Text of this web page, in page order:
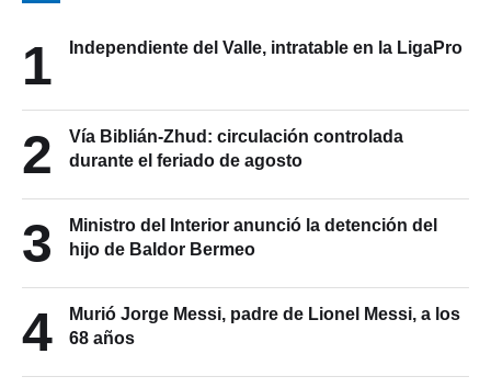
1 Independiente del Valle, intratable en la LigaPro
2
Vía Biblián-Zhud: circulación controlada
durante el feriado de agosto
3
Ministro del Interior anunció la detención del
hijo de Baldor Bermeo
4
Murió Jorge Messi, padre de Lionel Messi, a los
68 años